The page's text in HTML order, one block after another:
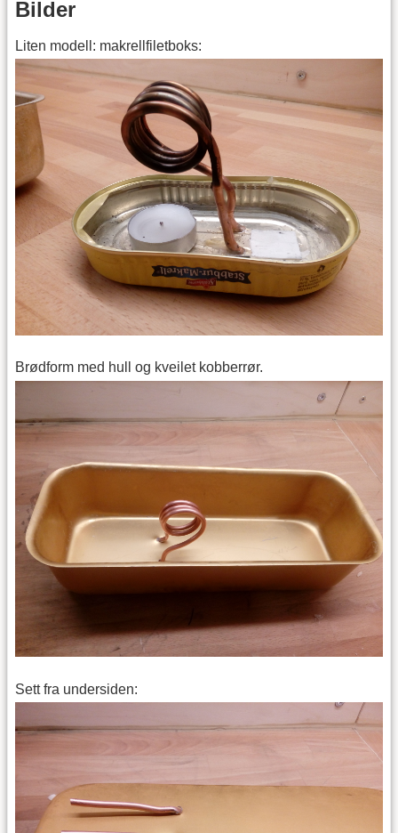
Bilder
Liten modell: makrellfiletboks:
Brødform med hull og kveilet kobberrør.
Sett fra undersiden: